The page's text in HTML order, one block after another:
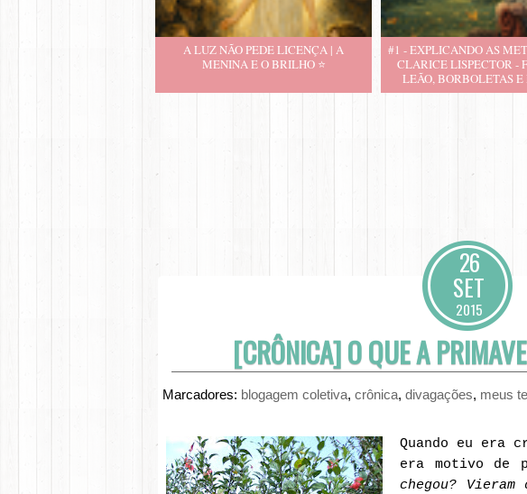
A LUZ NÃO PEDE LICENÇA | A
MENINA E O BRILHO ⭐️
#1 - EXPLICANDO AS
CLARICE LISPECTOR -
LEÃO, BORBOLETAS
26
SET
2015
[CRÔNICA] O QUE A
Marcadores: blogagem coletiva, crônica, divagações, meus
Quando eu era
era motivo de
chegou?